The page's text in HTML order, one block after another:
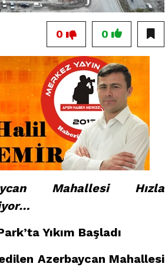
0
0
Mahallesi Hızla
Yıkım Başladı
Azerbaycan Mahallesi